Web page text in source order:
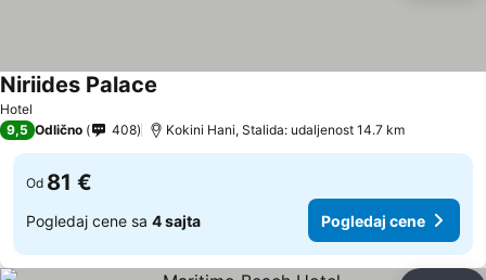
Hotel
Niriides Palace
9,5 Odlično 408 Kokini Hani, Stalida: udaljenost 14.7 km
Od 81 €
Pogledaj cene sa 4 sajta Pogledaj cene